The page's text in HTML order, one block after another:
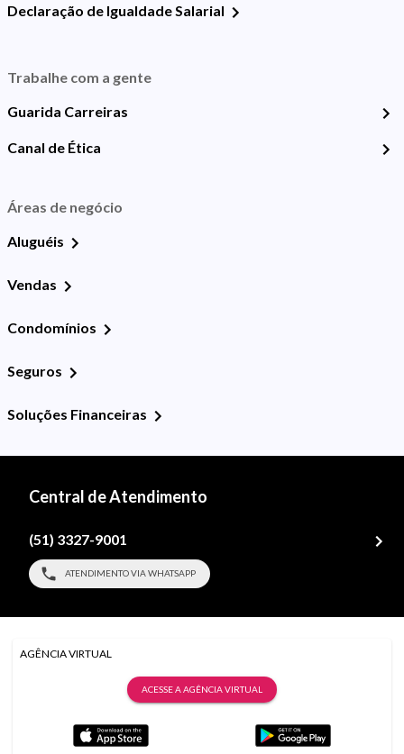
Declaração de Igualdade Salarial
Trabalhe com a gente
Guarida Carreiras
Canal de Ética
Áreas de negócio
Aluguéis
Vendas
Condomínios
Seguros
Soluções Financeiras
Central de Atendimento
(51) 3327-9001
ATENDIMENTO VIA WHATSAPP
AGÊNCIA VIRTUAL
ACESSE A AGÊNCIA VIRTUAL